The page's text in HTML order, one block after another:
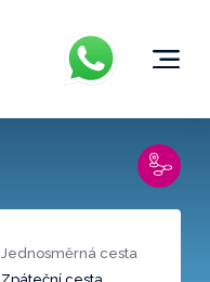
Jednosměrná cesta